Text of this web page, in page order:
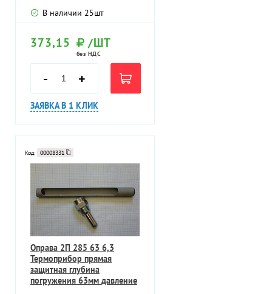
В наличии 25шт
373,15 /ШТ
без НДС
- +
ЗАЯВКА В 1 КЛИК
Код: 00008331
Оправа 2П 285 63 6,3
Термоприбор прямая
защитная глубина
погружения 63мм давление